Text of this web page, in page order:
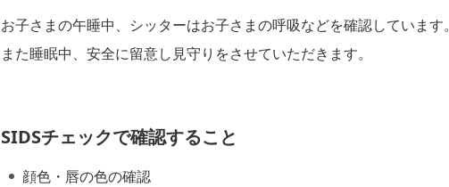
お子さまの午睡中、シッターはお子さまの呼吸などを確認しています。
また睡眠中、安全に留意し見守りをさせていただきます。
SIDSチェックで確認すること
顔色・唇の色の確認